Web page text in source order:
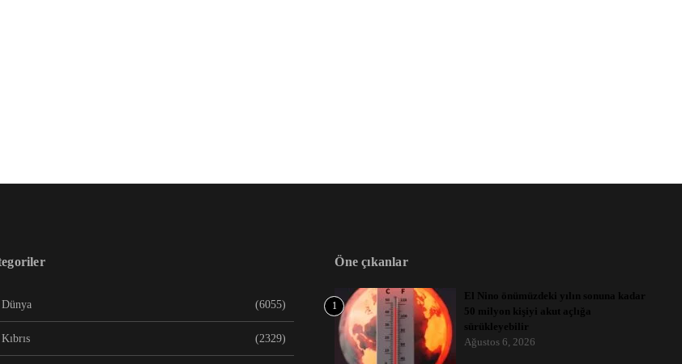
Dünya (6055)
Kıbrıs (2329)
Öne çıkanlar
1
El Nino önümüzdeki yılın sonuna kadar
50 milyon kişiyi akut açlığa
sürükleyebilir
Ağustos 6, 2026